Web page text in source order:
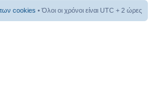
cookies • Όλοι οι χρόνοι είναι UTC + 2 ώρες